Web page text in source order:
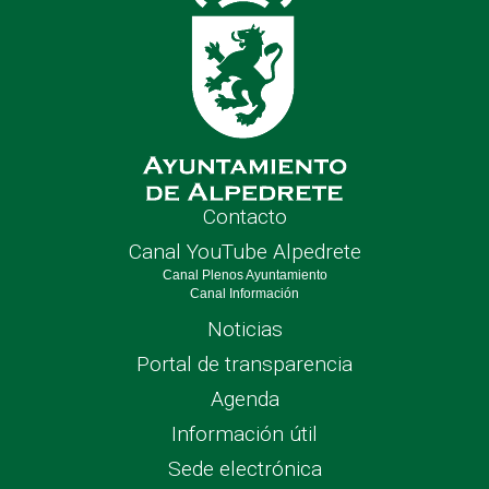
Contacto
Canal YouTube Alpedrete
Canal Plenos Ayuntamiento
Canal Información
Noticias
Portal de transparencia
Agenda
Información útil
Sede electrónica